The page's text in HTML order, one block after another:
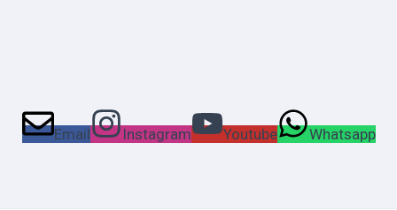
Email Instagram Youtube Whatsapp